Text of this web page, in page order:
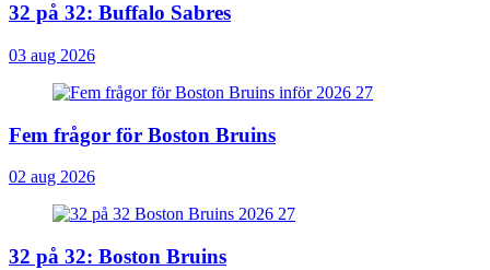
32 på 32: Buffalo Sabres
03 aug 2026
Fem frågor för Boston Bruins
02 aug 2026
32 på 32: Boston Bruins